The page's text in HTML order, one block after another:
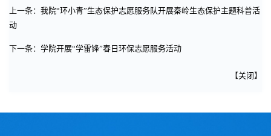
上一条： 我院“环小青”生态保护志愿服务队开展秦岭生态保护主题科普活
动
下一条： 学院开展“学雷锋”春日环保志愿服务活动
【关闭 】